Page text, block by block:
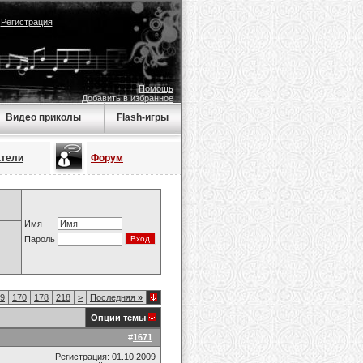
Регистрация
Помощь
Добавить в избранное
Видео приколы Flash-игры
Форум
Имя
Пароль
170 178 218 > Последняя »
Опции темы
#1671
Регистрация: 01.10.2009